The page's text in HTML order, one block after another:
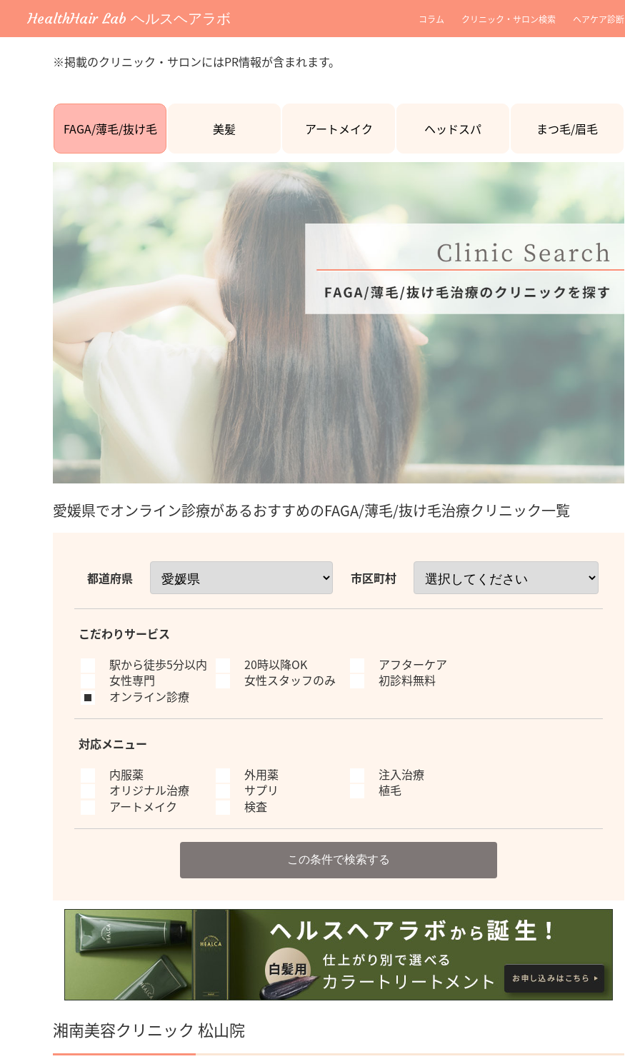
HealthHair Lab ヘルスヘアラボ コラム クリニック・サロン検索 ヘアケア診断
※掲載のクリニック・サロンにはPR情報が含まれます。
FAGA/薄毛/抜け毛 美髪 アートメイク ヘッドスパ まつ毛/眉毛
愛媛県でオンライン診療があるおすすめのFAGA/薄毛/抜け毛治療クリニック一覧
都道府県 市区町村
こだわりサービス
駅から徒歩5分以内
20時以降OK
アフターケア
女性専門
女性スタッフのみ
初診料無料
オンライン診療
対応メニュー
内服薬
外用薬
注入治療
オリジナル治療
サプリ
植毛
アートメイク
検査
この条件で検索する
湘南美容クリニック 松山院